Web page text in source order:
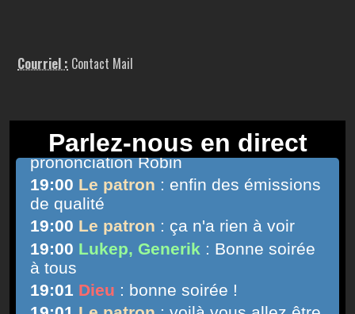
Courriel : Contact Mail